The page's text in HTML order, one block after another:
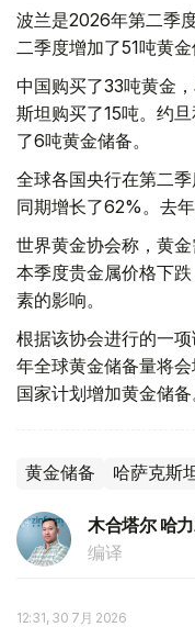
波兰是2026年第二季
二季度增加了51吨黄金
中国购买了33吨黄金
斯坦购买了15吨。约
了6吨黄金储备。
全球各国央行在第二
同期增长了62%。去
世界黄金协会称，黄
本季度贵金属价格下
素的影响。
根据该协会进行的一
年全球黄金储备量将
国家计划增加黄金储备
黄金储备 哈萨克斯
木合塔尔 哈
编译
12:31, 30 7月 2026